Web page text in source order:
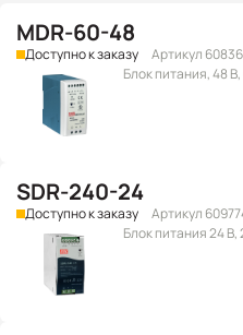
MDR-60-48
Доступно к заказу
Артикул
Блок питания, 48
SDR-240-24
Доступно к заказу
Артикул
Блок питания 24 В,